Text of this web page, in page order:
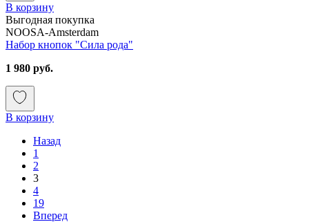
В корзину
Выгодная покупка
NOOSA-Amsterdam
Набор кнопок "Сила рода"
1 980 руб.
В корзину
Назад
1
2
3
4
19
Вперед